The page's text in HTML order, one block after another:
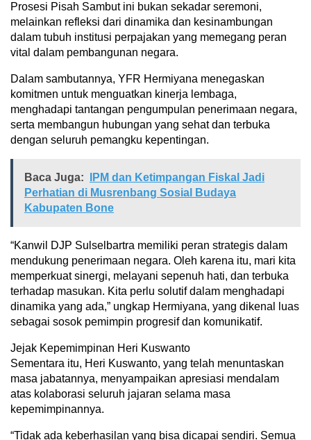
Prosesi Pisah Sambut ini bukan sekadar seremoni,
melainkan refleksi dari dinamika dan kesinambungan
dalam tubuh institusi perpajakan yang memegang peran
vital dalam pembangunan negara.
Dalam sambutannya, YFR Hermiyana menegaskan
komitmen untuk menguatkan kinerja lembaga,
menghadapi tantangan pengumpulan penerimaan negara,
serta membangun hubungan yang sehat dan terbuka
dengan seluruh pemangku kepentingan.
Baca Juga:
IPM dan Ketimpangan Fiskal Jadi
Perhatian di Musrenbang Sosial Budaya
Kabupaten Bone
“Kanwil DJP Sulselbartra memiliki peran strategis dalam
mendukung penerimaan negara. Oleh karena itu, mari kita
memperkuat sinergi, melayani sepenuh hati, dan terbuka
terhadap masukan. Kita perlu solutif dalam menghadapi
dinamika yang ada,” ungkap Hermiyana, yang dikenal luas
sebagai sosok pemimpin progresif dan komunikatif.
Jejak Kepemimpinan Heri Kuswanto
Sementara itu, Heri Kuswanto, yang telah menuntaskan
masa jabatannya, menyampaikan apresiasi mendalam
atas kolaborasi seluruh jajaran selama masa
kepemimpinannya.
“Tidak ada keberhasilan yang bisa dicapai sendiri. Semua